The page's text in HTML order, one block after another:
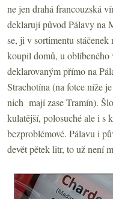
ne jen drahá francouzská
deklarují původ Pálavy na
se, ji v sortimentu
koupil domů, u oblíbeného
deklarovaným přímo na
Strachotína (na fotce níže
nich mají zase Tramín).
kulatější, polosuché ale i s
bezproblémové. Pálavu i
devět pětek litr, to už není